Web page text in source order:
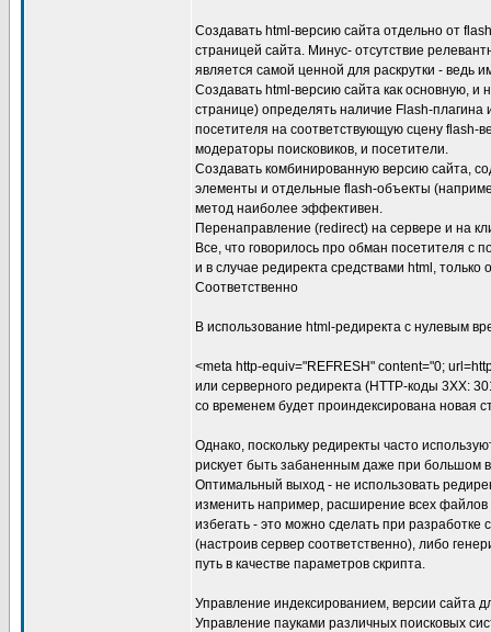
Создавать html-версию сайта отдельно от
страницей сайта. Минус- отсутствие
является самой ценной для раскрутки - ведь
Создавать html-версию сайта как основную, и
странице) определять наличие Flash-плагина
посетителя на соответствующую сцену
модераторы поисковиков, и посетители.
Создавать комбинированную версию сайта,
элементы и отдельные flash-объекты
метод наиболее эффективен.
Перенаправление (redirect) на сервере и на
Все, что говорилось про обман посетителя с
и в случае редиректа средствами html,
Соответственно
В использование html-редиректа с нулевым
<meta http-equiv="REFRESH" content="0;
или серверного редиректа (HTTP-коды 3XX:
со временем будет проиндексирована новая
Однако, поскольку редиректы часто
рискует быть забаненным даже при большом
Оптимальный выход - не использовать
изменить например, расширение всех файлов
избегать - это можно сделать при
(настроив сервер соответственно), либо
путь в качестве параметров скрипта.
Управление индексированием, версии сайта
Управление пауками различных поисковых